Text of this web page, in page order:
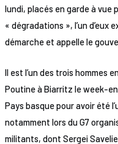
lundi, placés en garde à vue
« dégradations », l’un d’eux
démarche et appelle le
Il est l’un des trois hommes
Poutine à Biarritz le week-
Pays basque pour avoir été
notamment lors du G7
militants, dont Sergei